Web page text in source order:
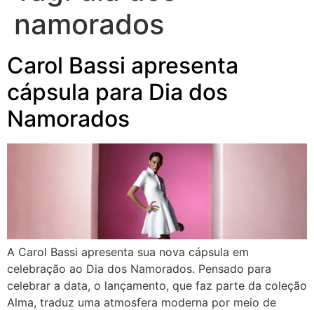
namorados
Carol Bassi apresenta
cápsula para Dia dos
Namorados
A Carol Bassi apresenta sua nova cápsula em
celebração ao Dia dos Namorados. Pensado para
celebrar a data, o lançamento, que faz parte da coleção
Alma, traduz uma atmosfera moderna por meio de